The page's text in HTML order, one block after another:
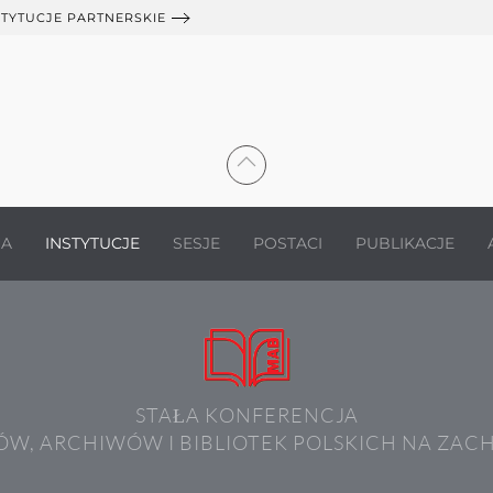
PARTNERSKIE
INSTYTUCJE SESJE POSTACI PUBLIKACJE
STAŁA KONFERENCJA
ARCHIWÓW I BIBLIOTEK POLSKICH NA